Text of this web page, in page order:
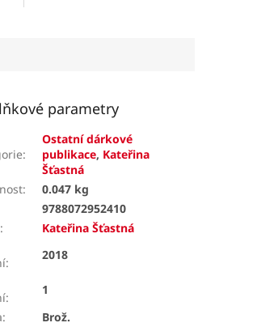
parametry
:
Ostatní dárkové
publikace, Kateřina
Šťastná
:
0.047 kg
9788072952410
:
Kateřina Šťastná
:
2018
:
1
:
Brož.